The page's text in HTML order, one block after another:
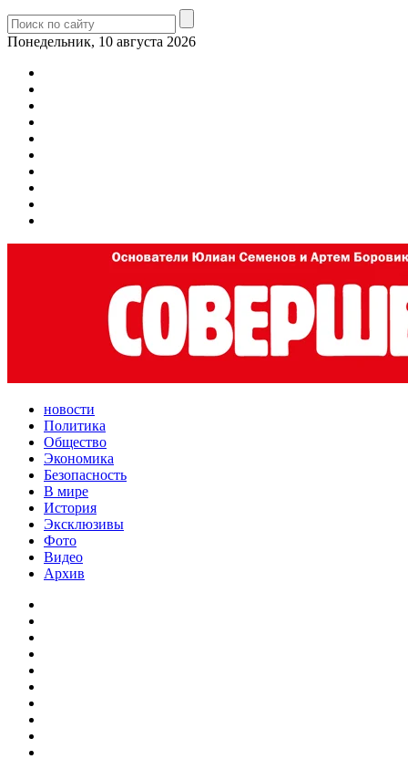
Понедельник, 10 августа 2026
новости
Политика
Общество
Экономика
Безопасность
В мире
История
Эксклюзивы
Фото
Видео
Архив